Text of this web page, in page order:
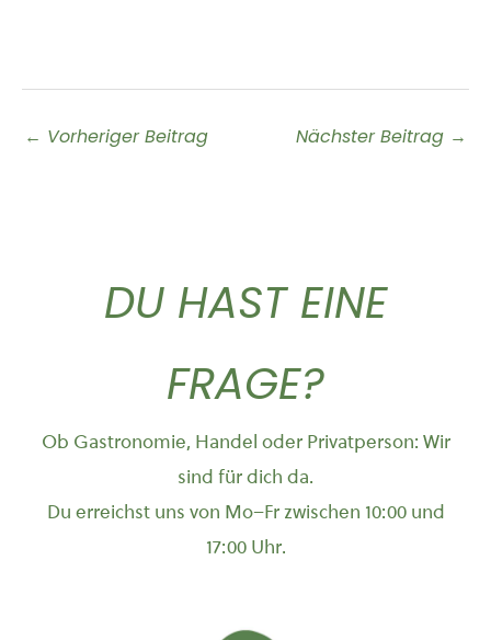
← Vorheriger Beitrag Nächster Beitrag →
DU HAST EINE
FRAGE?
Ob Gastronomie, Handel oder Privatperson: Wir
sind für dich da.
Du erreichst uns von Mo–Fr zwischen 10:00 und
17:00 Uhr.